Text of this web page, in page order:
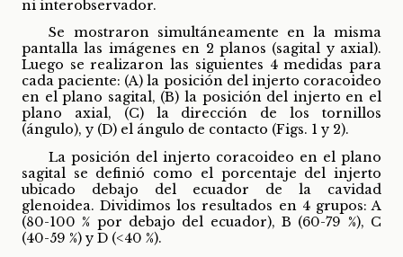
ni interobservador.
Se mostraron simultáneamente en la misma
pantalla las imágenes en 2 planos (sagital y axial).
Luego se realizaron las siguientes 4 medidas para
cada paciente: (A) la posición del injerto coracoideo
en el plano sagital, (B) la posición del injerto en el
plano axial, (C) la dirección de los tornillos
(ángulo), y (D) el ángulo de contacto (Figs. 1 y 2).
La posición del injerto coracoideo en el plano
sagital se definió como el porcentaje del injerto
ubicado debajo del ecuador de la cavidad
glenoidea. Dividimos los resultados en 4 grupos: A
(80-100 % por debajo del ecuador), B (60-79 %), C
(40-59 %) y D (<40 %).